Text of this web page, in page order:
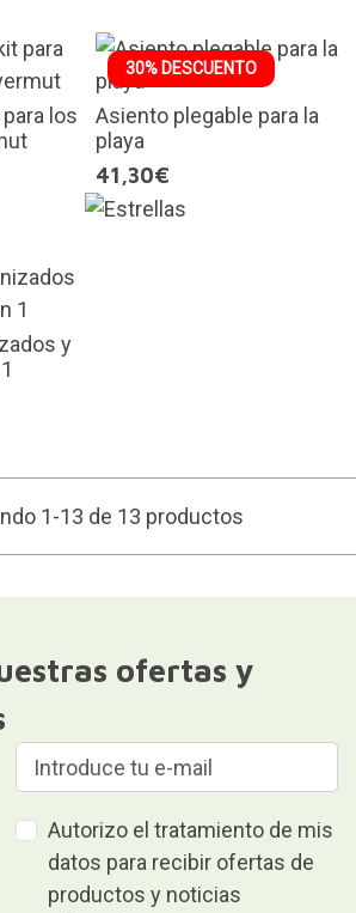
los
30% DESCUENTO
Asiento plegable para la
playa
41,30€
y
1-13 de 13 productos
ofertas y
Autorizo el tratamiento de mis
datos para recibir ofertas de
productos y noticias